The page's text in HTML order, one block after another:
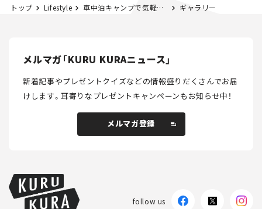
トップ Lifestyle 車中泊キャンプで気軽にアウトドア！ メリット、楽しみ方、注意点も解説 ギャラリー
メルマガ「KURU KURAニュース」
新着記事やプレゼントクイズなどの情報盛りだくさんでお届
けします。耳寄りなプレゼントキャンペーンもお知らせ中！
メルマガ登録
follow us